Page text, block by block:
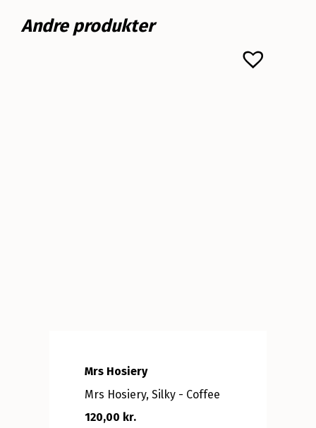
Andre produkter
Mrs Hosiery
Mrs Hosiery, Silky - Coffee
120,00 kr.